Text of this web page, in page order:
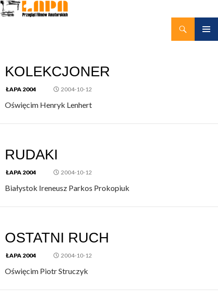
KOLEKCJONER
ŁAPA 2004 2004-10-12
Oświęcim Henryk Lenhert
RUDAKI
ŁAPA 2004 2004-10-12
Białystok Ireneusz Parkos Prokopiuk
OSTATNI RUCH
ŁAPA 2004 2004-10-12
Oświęcim Piotr Struczyk